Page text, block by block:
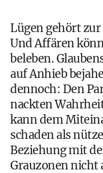
Lügen gehört
Und Affären
beleben.
auf Anhieb
dennoch: Den
nackten
kann dem
schaden als
Beziehung mit
Grauzonen nicht